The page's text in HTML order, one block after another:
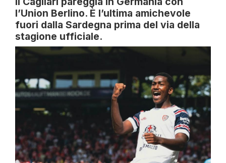
l’Union Berlino. È l’ultima amichevole
fuori dalla Sardegna prima del via della
stagione ufficiale.